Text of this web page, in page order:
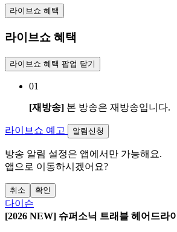
라이브쇼 혜택
라이브쇼 혜택
라이브쇼 혜택 팝업 닫기
01
[재방송] 본 방송은 재방송입니다.
라이브쇼 예고 알림신청
방송 알림 설정은 앱에서만 가능해요.
앱으로 이동하시겠어요?
취소 확인
다이슨
[2026 NEW] 슈퍼소닉 트래블 헤어드라